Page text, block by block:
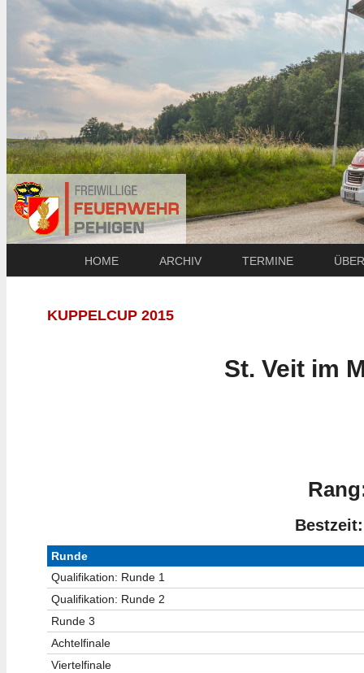
HOME ARCHIV TERMINE
KUPPELCUP 2015
St. Veit im
Runde
Qualifikation: Runde 1
Qualifikation: Runde 2
Runde 3
Achtelfinale
Viertelfinale